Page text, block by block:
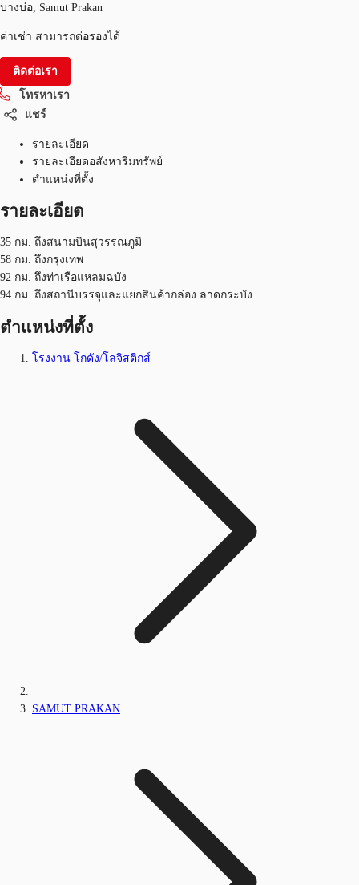
บางบ่อ, Samut Prakan
ค่าเช่า สามารถต่อรองได้
ติดต่อเรา
โทรหาเรา
แชร์
รายละเอียด
รายละเอียดอสังหาริมทรัพย์
ตำแหน่งที่ตั้ง
รายละเอียด
35 กม. ถึงสนามบินสุวรรณภูมิ
58 กม. ถึงกรุงเทพ
92 กม. ถึงท่าเรือแหลมฉบัง
94 กม. ถึงสถานีบรรจุและแยกสินค้ากล่อง ลาดกระบัง
ตำแหน่งที่ตั้ง
โรงงาน โกดัง/โลจิสติกส์
SAMUT PRAKAN